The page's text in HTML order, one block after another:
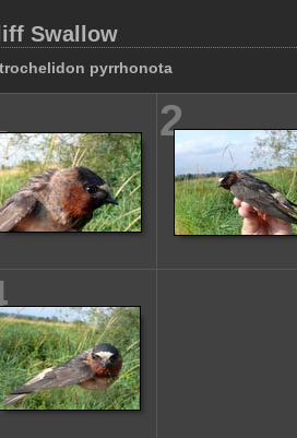
Swallow
pyrrhonota
2